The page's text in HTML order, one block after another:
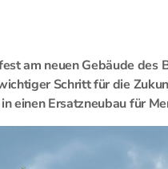
am neuen Gebäude des
Schritt für die
einen Ersatzneubau für